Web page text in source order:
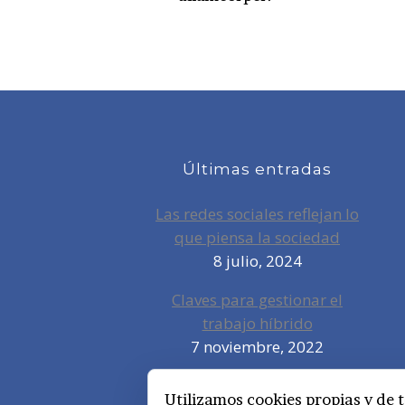
Últimas entradas
Las redes sociales reflejan lo
que piensa la sociedad
8 julio, 2024
Claves para gestionar el
trabajo híbrido
7 noviembre, 2022
Utilizamos cookies propias y de